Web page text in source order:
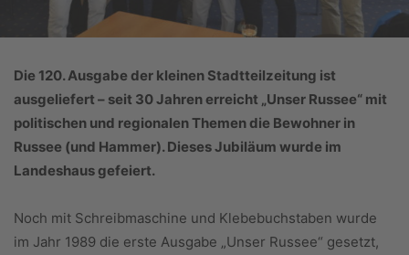
Die 120. Ausgabe der kleinen Stadtteilzeitung ist
ausgeliefert – seit 30 Jahren erreicht „Unser Russee“ mit
politischen und regionalen Themen die Bewohner in
Russee (und Hammer). Dieses Jubiläum wurde im
Landeshaus gefeiert.
Noch mit Schreibmaschine und Klebebuchstaben wurde
im Jahr 1989 die erste Ausgabe „Unser Russee“ gesetzt,